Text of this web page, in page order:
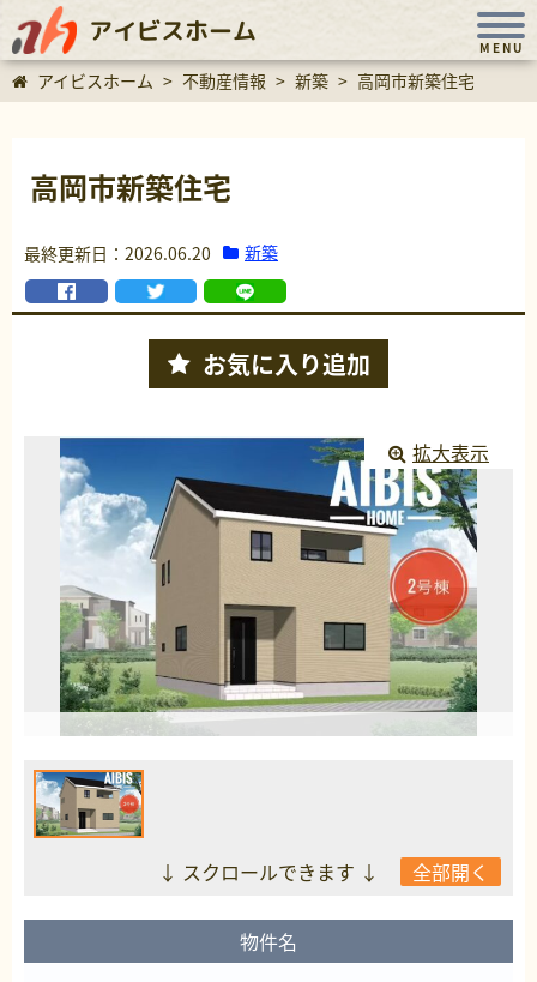
アイビスホーム
MENU
アイビスホーム > 不動産情報 > 新築 > 高岡市新築住宅
高岡市新築住宅
最終更新日：2026.06.20 新築
お気に入り追加
↓ スクロールできます ↓ 全部開く
拡大表示
物件名